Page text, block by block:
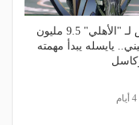
تعويض لـ "الأهلي" 9.5 مليون
يايسله يبدأ مهمته